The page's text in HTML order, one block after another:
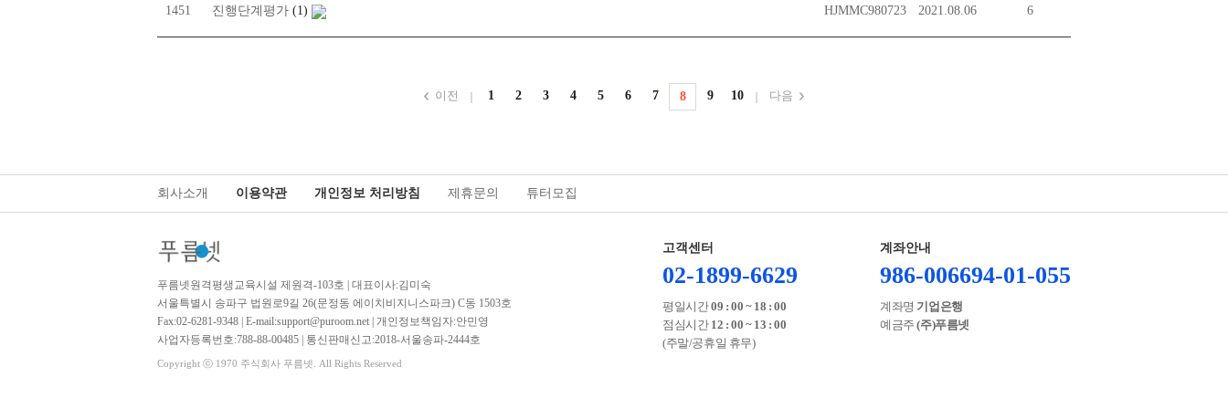
1451 진행단계평가 (1) HJMMC980723 2021.08.06 6
이전 1 2 3 4 5 6 7 8 9 10 다음
회사소개 이용약관 개인정보 처리방침 제휴문의 튜터모집
푸름넷원격평생교육시설 제원격-103호 | 대표이사:김미숙
서울특별시 송파구 법원로9길 26(문정동 에이치비지니스파크) C동 1503호
Fax:02-6281-9348 | E-mail:support@puroom.net | 개인정보책임자:안민영
사업자등록번호:788-88-00485 | 통신판매신고:2018-서울송파-2444호
Copyright ⓒ 1970 주식회사 푸름넷. All Rights Reserved
고객센터
02-1899-6629
평일시간09 : 00 ~ 18 : 00
점심시간 12 : 00 ~ 13 : 00
(주말/공휴일 휴무)
계좌안내
986-006694-01-055
계좌명 기업은행
예금주(주)푸름넷